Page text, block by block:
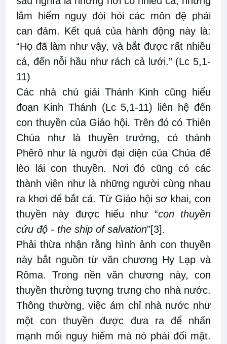
lắm hiểm nguy đòi hỏi các môn đệ phải
can đảm. Kết quả của hành động này là:
“Họ đã làm như vậy, và bắt được rất nhiều
cá, đến nỗi hầu như rách cả lưới.” (Lc 5,1-
11)
Các nhà chú giải Thánh Kinh cũng hiểu
đoạn Kinh Thánh (Lc 5,1-11) liên hệ đến
con thuyền của Giáo hội. Trên đó có Thiên
Chúa như là thuyền trưởng, có thánh
Phêrô như là người đại diện của Chúa để
lèo lái con thuyền. Nơi đó cũng có các
thành viên như là những người cùng nhau
ra khơi để bắt cá. Từ Giáo hội sơ khai, con
thuyền này được hiểu như “con thuyền
cứu độ - the ship of salvation”[3].
Phải thừa nhận rằng hình ảnh con thuyền
này bắt nguồn từ văn chương Hy Lạp và
Rôma. Trong nền văn chương này, con
thuyền thường tượng trưng cho nhà nước.
Thông thường, việc ám chỉ nhà nước như
một con thuyền được đưa ra để nhấn
mạnh mối nguy hiểm mà nó phải đối mặt.